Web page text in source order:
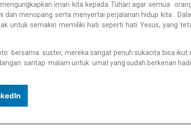
iman kita kepada Tuhan agar semua
menopang serta menyertai perjalanan hidup kita .
untuk semakin memiliki hati seperti hati Yesus, yang
bersama suster, mereka sangat penuh sukacita bisa ikut
santap malam untuk umat yang sudah berkenan